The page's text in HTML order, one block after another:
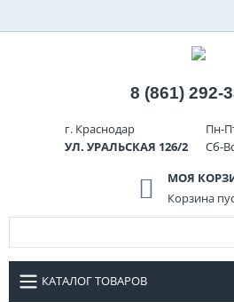
8 (861) 292-
г. Краснодар
УЛ. УРАЛЬСКАЯ 126/2
Пн-
Сб-
МОЯ
Корзина
КАТАЛОГ ТОВАРОВ